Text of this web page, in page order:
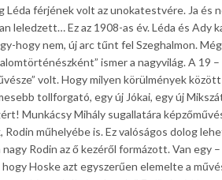
férjének volt az unokatestvére. Ja és
leledzett… Ez az 1908-as év. Léda és Ady
hogy nem, új arc tűnt fel Szeghalmon.
ismer a nagyvilág. A 19
volt. Hogy milyen körülmények
tollforgató, egy új Jókai, egy új
Munkácsy Mihály sugallatára
műhelyébe is. Ez valóságos dolog
Rodin az ő kezéről formázott. Van egy
Hoske azt egyszerűen elemelte a